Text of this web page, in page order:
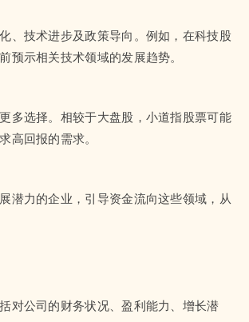
、技术进步及政策导向。例如，在科技股
示相关技术领域的发展趋势。
多选择。相较于大盘股，小道指股票可能
高回报的需求。
潜力的企业，引导资金流向这些领域，从
对公司的财务状况、盈利能力、增长潜